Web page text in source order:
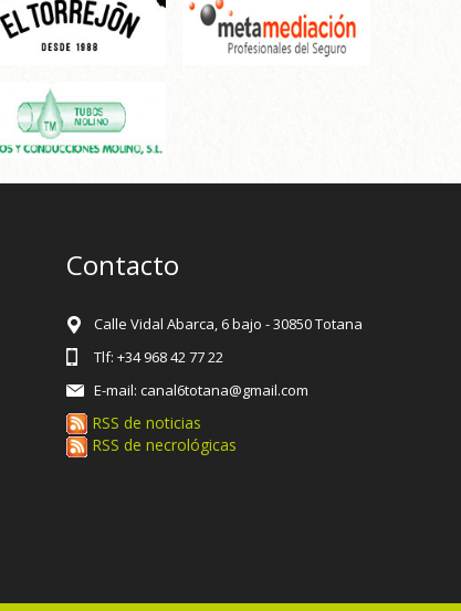
Contacto
Calle Vidal Abarca, 6 bajo - 30850 Totana
Tlf: +34 968 42 77 22
E-mail: canal6totana@gmail.com
RSS de noticias
RSS de necrológicas